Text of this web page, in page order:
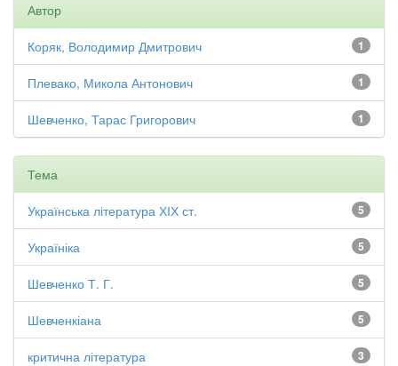
Автор
1
Коряк, Володимир Дмитрович
1
Плевако, Микола Антонович
1
Шевченко, Тарас Григорович
Тема
5
Українська література ХІХ ст.
5
Україніка
5
Шевченко Т. Г.
5
Шевченкіана
3
критична література